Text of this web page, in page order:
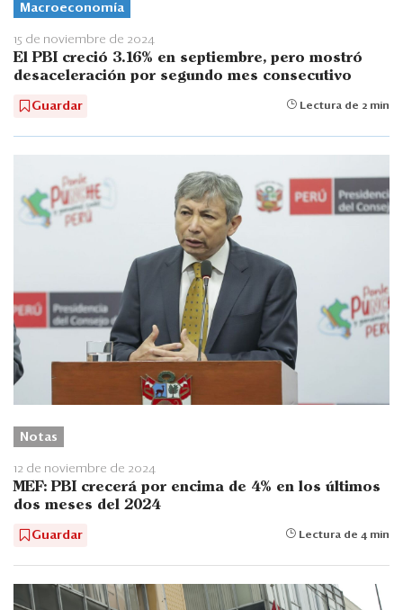
Macroeconomía
15 de noviembre de 2024
El PBI creció 3.16% en septiembre, pero mostró
desaceleración por segundo mes consecutivo
Guardar Lectura de 2 min
Notas
12 de noviembre de 2024
MEF: PBI crecerá por encima de 4% en los últimos
dos meses del 2024
Guardar Lectura de 4 min